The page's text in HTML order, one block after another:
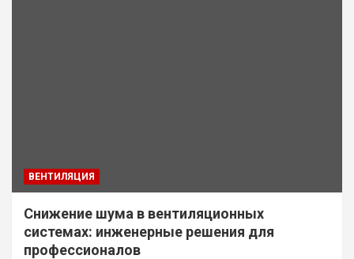
ВЕНТИЛЯЦИЯ
Снижение шума в вентиляционных
системах: инженерные решения для
профессионалов